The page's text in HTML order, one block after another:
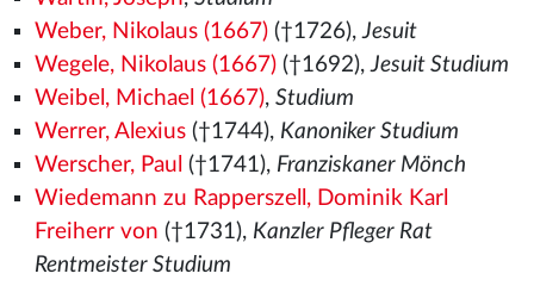
Weber, Nikolaus (1667)(†1726),Jesuit
Wegele, Nikolaus (1667)(†1692),Jesuit Studium
Weibel, Michael (1667), Studium
Werrer, Alexius(†1744), Kanoniker Studium
Werscher, Paul (†1741), Franziskaner Mönch
Wiedemann zu Rapperszell, Dominik Karl
Freiherr von (†1731), Kanzler Pfleger Rat
Rentmeister Studium